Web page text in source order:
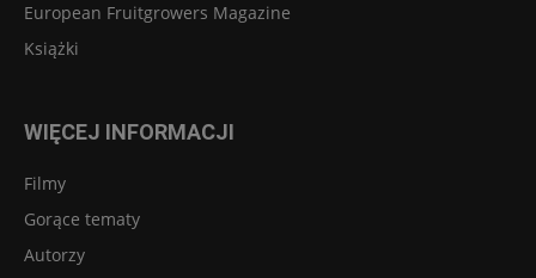
European Fruitgrowers Magazine
Książki
WIĘCEJ INFORMACJI
Filmy
Gorące tematy
Autorzy